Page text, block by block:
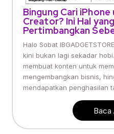
Bingung Cari
Creator? Ini Hal
Pertimbangkan
Halo Sobat
kini bukan lagi sekadar
membuat konten untuk
mengembangkan bisnis,
mendapatkan penghasilan
Baca